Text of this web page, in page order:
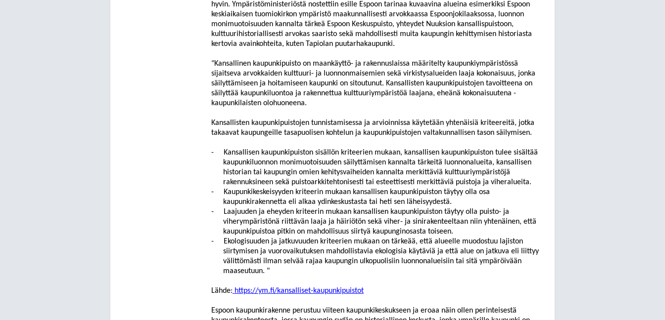
hyvin. Ympäristöministeriöstä nostettiin esille Espoon tarinaa kuvaavina alueina esimerkiksi Espoon
keskiaikaisen tuomiokirkon ympäristö maakunnallisesti arvokkaassa Espoonjokilaaksossa, luonnon
monimuotoisuuden kannalta tärkeä Espoon Keskuspuisto, yhteydet Nuuksion kansallispuistoon,
kulttuurihistoriallisesti arvokas saaristo sekä mahdollisesti muita kaupungin kehittymisen historiasta
kertovia avainkohteita, kuten Tapiolan puutarhakaupunki.
"Kansallinen kaupunkipuisto on maankäyttö- ja rakennuslaissa määritelty kaupunkiympäristössä
sijaitseva arvokkaiden kulttuuri- ja luonnonmaisemien sekä virkistysalueiden laaja kokonaisuus, jonka
säilyttämiseen ja hoitamiseen kaupunki on sitoutunut. Kansallisten kaupunkipuistojen tavoitteena on
säilyttää kaupunkiluontoa ja rakennettua kulttuuriympäristöä laajana, eheänä kokonaisuutena -
kaupunkilaisten olohuoneena.
Kansallisten kaupunkipuistojen tunnistamisessa ja arvioinnissa käytetään yhtenäisiä kriteereitä, jotka
takaavat kaupungeille tasapuolisen kohtelun ja kaupunkipuistojen valtakunnallisen tason säilymisen.
- Kansallisen kaupunkipuiston sisällön kriteerien mukaan, kansallisen kaupunkipuiston tulee sisältää
kaupunkiluonnon monimuotoisuuden säilyttämisen kannalta tärkeitä luonnonalueita, kansallisen
historian tai kaupungin omien kehitysvaiheiden kannalta merkittäviä kulttuuriympäristöjä
rakennuksineen sekä puistoarkkitehtonisesti tai esteettisesti merkittäviä puistoja ja viheralueita.
-
Kaupunkikeskeisyyden kriteerin mukaan kansallisen kaupunkipuiston täytyy olla osa
kaupunkirakennetta eli alkaa ydinkeskustasta tai heti sen läheisyydestä.
-
Laajuuden ja eheyden kriteerin mukaan kansallisen kaupunkipuiston täytyy olla puisto- ja
viherympäristönä riittävän laaja ja häiriötön sekä viher- ja sinirakenteeltaan niin yhtenäinen, että
kaupunkipuistoa pitkin on mahdollisuus siirtyä kaupunginosasta toiseen.
-
Ekologisuuden ja jatkuvuuden kriteerienmukaan on tärkeää, että alueelle muodostuu lajiston
siirtymisen ja vuorovaikutuksen mahdollistavia ekologisia käytäviä ja että alue on jatkuva eli liittyy
välittömästi ilman selvää rajaa kaupungin ulkopuolisiin luonnonalueisiin tai sitä ympäröivään
maaseutuun. "
Lähde: https://ym.fi/kansalliset-kaupunkipuistot
Espoon kaupunkirakenne perustuu viiteen kaupunkikeskukseen ja eroaa näin ollen perinteisestä